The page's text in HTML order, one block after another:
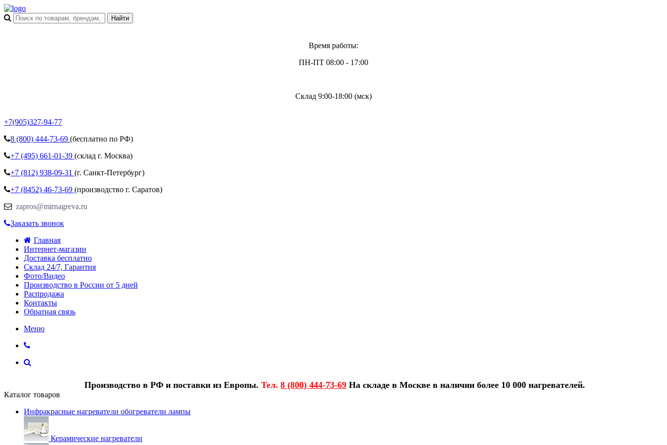
Время работы:
ПН-ПТ 08:00 - 17:00
Склад 9:00-18:00 (мск)
+7(905)327-94-77
8 (800) 444-73-69 (бесплатно по РФ)
+7 (495) 661-01-39 (склад г. Москва)
+7 (812) 938-09-31 (г. Санкт-Петербург)
+7 (8452) 46-73-69 (производство г. Саратов)
zapros@mirnagreva.ru
Заказать звонок
Главная
Интернет-магазин
Доставка бесплатно
Склад 24/7, Гарантия
Фото/Видео
Производство в России от 5 дней
Распродажа
Контакты
Обратная связь
Меню
Производство в РФ и поставки из Европы. Тел. 8 (800) 444-73-69 На складе в Москве в наличии более 10 000 нагревателей.
Каталог товаров
Инфракрасные нагреватели обогреватели лампы
Керамические нагреватели